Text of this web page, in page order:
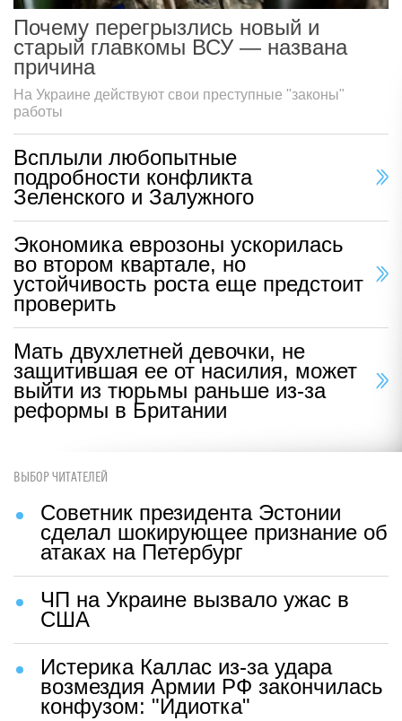
Почему перегрызлись новый и
старый главкомы ВСУ — названа
причина
На Украине действуют свои преступные "законы"
работы
Всплыли любопытные
подробности конфликта
Зеленского и Залужного
Экономика еврозоны ускорилась
во втором квартале, но
устойчивость роста еще предстоит
проверить
Мать двухлетней девочки, не
защитившая ее от насилия, может
выйти из тюрьмы раньше из-за
реформы в Британии
ВЫБОР ЧИТАТЕЛЕЙ
Советник президента Эстонии
сделал шокирующее признание об
атаках на Петербург
ЧП на Украине вызвало ужас в
США
Истерика Каллас из-за удара
возмездия Армии РФ закончилась
конфузом: "Идиотка"